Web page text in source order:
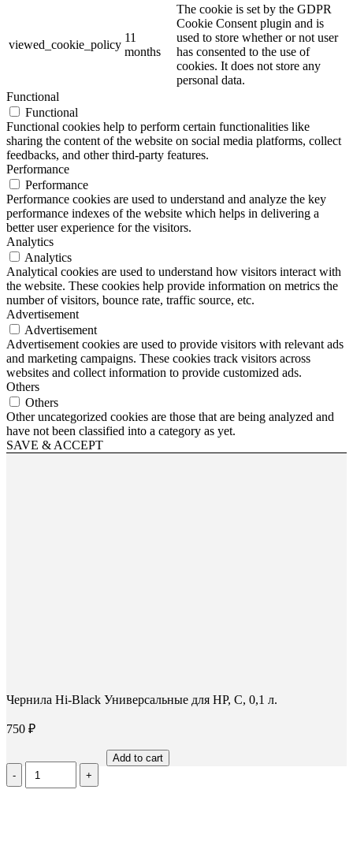
viewed_cookie_policy
11
months
The cookie is set by the GDPR
Cookie Consent plugin and is
used to store whether or not user
has consented to the use of
cookies. It does not store any
personal data.
Functional
Functional
Functional cookies help to perform certain functionalities like
sharing the content of the website on social media platforms, collect
feedbacks, and other third-party features.
Performance
Performance
Performance cookies are used to understand and analyze the key
performance indexes of the website which helps in delivering a
better user experience for the visitors.
Analytics
Analytics
Analytical cookies are used to understand how visitors interact with
the website. These cookies help provide information on metrics the
number of visitors, bounce rate, traffic source, etc.
Advertisement
Advertisement
Advertisement cookies are used to provide visitors with relevant ads
and marketing campaigns. These cookies track visitors across
websites and collect information to provide customized ads.
Others
Others
Other uncategorized cookies are those that are being analyzed and
have not been classified into a category as yet.
SAVE & ACCEPT
Чернила Hi-Black Универсальные для HP, C, 0,1 л.
750 ₽
Количество
Чернила
Add to cart